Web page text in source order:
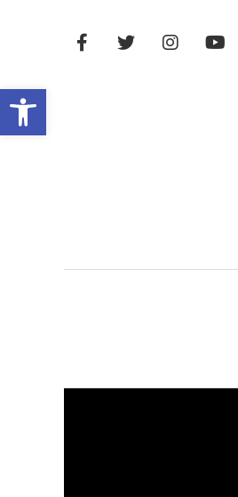
Open toolbar